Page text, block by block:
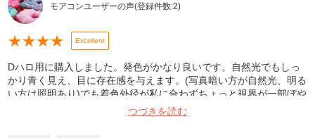
モアコンユーザーの声(登録件数:2)
★★★★ Excellent
Dハロ用に購入しました。発色がかなり良いです。自然光でもしっ
かり青く見え、目に存在感を与えます。(写真暗い方が自然光、明る
い方は照明あり)でも着色外径が私に合わずちょっと視界が一部ぼや
ける感じがありました。慣れればそこまで気になりません。普段使
いは合わないかもしれません。参考になれば幸いです
つづきを読む